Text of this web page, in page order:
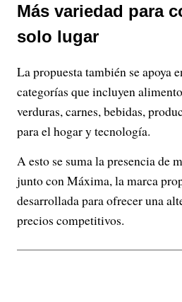
Más variedad para
solo lugar
La propuesta también se apoya
categorías que incluyen
verduras, carnes, bebidas,
para el hogar y tecnología.
A esto se suma la presencia de
junto con Máxima, la marca
desarrollada para ofrecer una
precios competitivos.